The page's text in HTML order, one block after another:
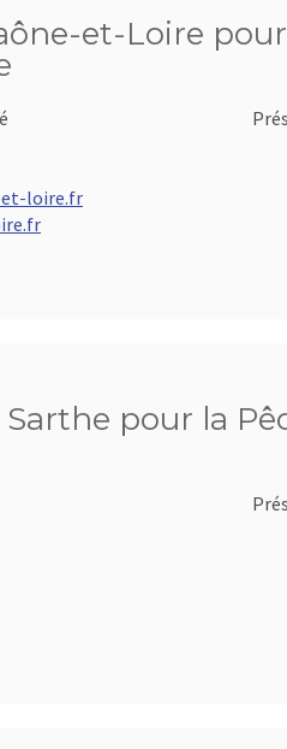
et-Loire
et-loire.fr
pour la